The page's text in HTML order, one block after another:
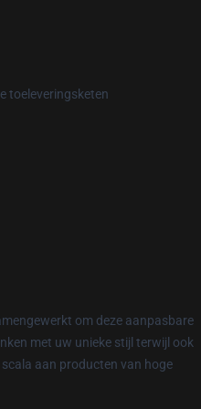
toeleveringsketen
om deze aanpasbare
met uw unieke stijl terwijl ook
aan producten van hoge